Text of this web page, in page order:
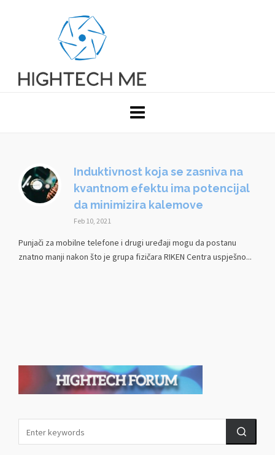
Induktivnost koja se zasniva na
kvantnom efektu ima potencijal
da minimizira kalemove
Feb 10, 2021
Punjači za mobilne telefone i drugi uređaji mogu da postanu
znatno manji nakon što je grupa fizičara RIKEN Centra uspješno...